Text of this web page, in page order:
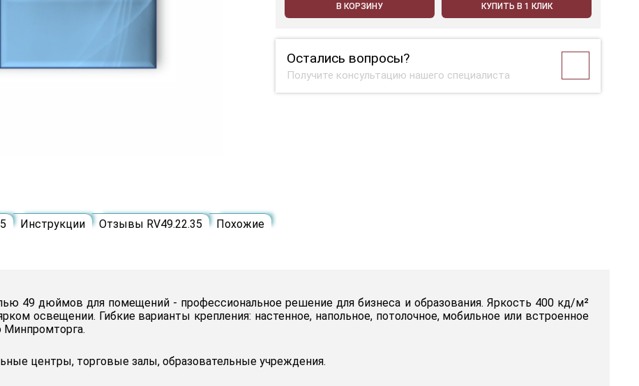
В КОРЗИНУ КУПИТЬ В 1 КЛИК
Остались вопросы?
Получите консультацию нашего специалиста
Инструкции Отзывы RV49.22.35 Похожие
49 дюймов для помещений - профессиональное решение для бизнеса и образования. Яркость 400 кд/м²
освещении. Гибкие варианты крепления: настенное, напольное, потолочное, мобильное или встроенное
Минпромторга.
центры, торговые залы, образовательные учреждения.